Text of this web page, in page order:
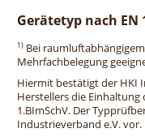
Gerätetyp nach EN
1) Bei
Mehrfachbelegung
Hiermit bestätigt der HKI
Herstellers die
1.BImSchV. Der
Industrieverband e.V. vor.